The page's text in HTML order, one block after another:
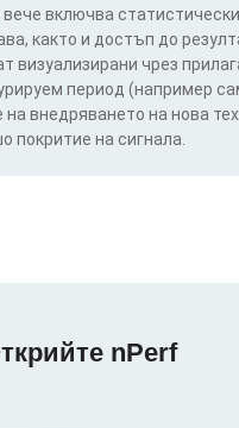
вече включва
както и достъп до
визуализирани чрез
период (например
внедряването на нова
покритие на сигнала.
nPerf